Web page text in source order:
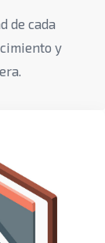
de cada
y